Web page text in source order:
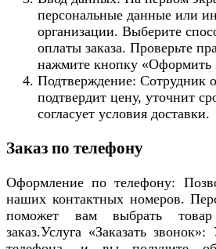
персональные данные или
организации. Выберите
оплаты заказа. Проверьте
нажмите кнопку «Оформить
Подтверждение: Сотрудник
подтвердит цену, уточнит
согласует условия доставки.
Заказ по телефону
Оформление по телефону:
наших контактных номеров.
поможет вам выбрать товар
заказ.Услуга «Заказать